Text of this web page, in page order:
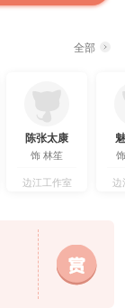
全部
陈张太康
饰林笙
边江工作室
边